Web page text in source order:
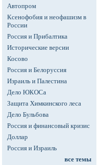
Автопром
Ксенофобия и неофашизм в
России
Россия и Прибалтика
Исторические версии
Косово
Россия и Белоруссия
Израиль и Палестина
Дело ЮКОСа
Защита Химкинского леса
Дело Бульбова
Россия и финансовый кризис
Доллар
Россия и Израиль
все темы